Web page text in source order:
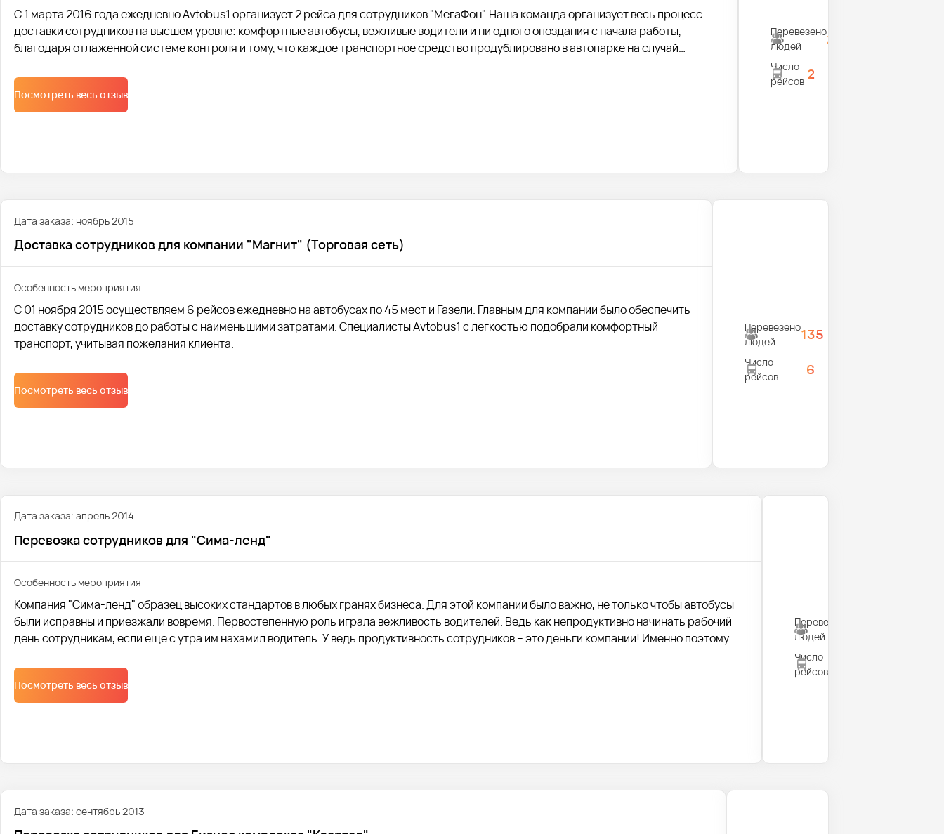
С 1 марта 2016 года ежедневно Avtobus1 организует 2 рейса для сотрудников "МегаФон". Наша команда организует весь процесс
доставки сотрудников на высшем уровне: комфортные автобусы, вежливые водители и ни одного опоздания с начала работы,
благодаря отлаженной системе контроля и тому, что каждое транспортное средство продублировано в автопарке на случай
Посмотреть весь отзыв
Перевезено
людей
28
Число
рейсов 2
Дата заказа: ноябрь 2015
Доставка сотрудников для компании "Магнит" (Торговая сеть)
Особенность мероприятия
С 01 ноября 2015 осуществляем 6 рейсов ежедневно на автобусах по 45 мест и Газели. Главным для компании было обеспечить
доставку сотрудников до работы с наименьшими затратами. Специалисты Avtobus1 с легкостью подобрали комфортный
транспорт, учитывая пожелания клиента.
Посмотреть весь отзыв
Перевезено
людей
135
Число
рейсов
6
Дата заказа: апрель 2014
Перевозка сотрудников для "Сима-ленд"
Особенность мероприятия
Компания "Сима-ленд" образец высоких стандартов в любых гранях бизнеса. Для этой компании было важно, не только чтобы автобусы
были исправны и приезжали вовремя. Первостепенную роль играла вежливость водителей. Ведь как непродуктивно начинать рабочий
день сотрудникам, если еще с утра им нахамил водитель. У ведь продуктивность сотрудников – это деньги компании! Именно поэтому
пассажирами.
Посмотреть весь отзыв
Перевезено
людей
Число
рейсов
Дата заказа: сентябрь 2013